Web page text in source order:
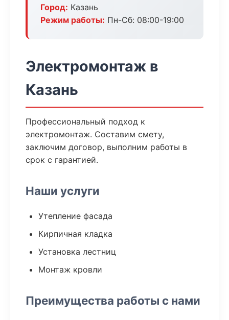
Город: Казань
Режим работы: Пн-Сб: 08:00-19:00
Электромонтаж в
Казань
Профессиональный подход к
электромонтаж. Составим смету,
заключим договор, выполним работы в
срок с гарантией.
Наши услуги
Утепление фасада
Кирпичная кладка
Установка лестниц
Монтаж кровли
Преимущества работы с нами